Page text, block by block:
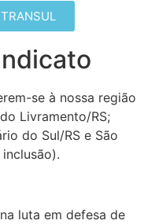
se à nossa região
Livramento/RS;
do Sul/RS e São
luta em defesa de